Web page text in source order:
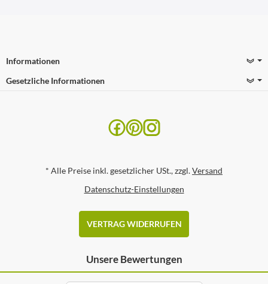
Informationen
Gesetzliche Informationen
* Alle Preise inkl. gesetzlicher USt., zzgl.Versand
Datenschutz-Einstellungen
VERTRAG WIDERRUFEN
Unsere Bewertungen